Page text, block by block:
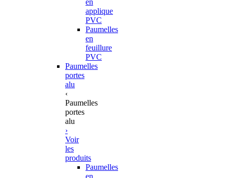
applique
PVC
Paumelles
en
feuillure
PVC
Paumelles
portes
alu
‹
Paumelles
portes
alu
›
Voir
les
produits
Paumelles
en